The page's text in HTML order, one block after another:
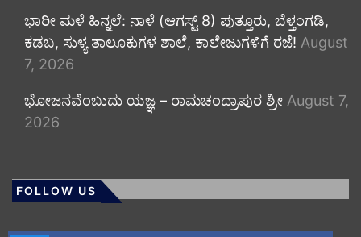
​ಭಾರೀ ಮಳೆ ಹಿನ್ನಲೆ: ನಾಳೆ (ಆಗಸ್ಟ್ 8) ಪುತ್ತೂರು, ಬೆಳ್ತಂಗಡಿ,
ಕಡಬ, ಸುಳ್ಯ ತಾಲೂಕುಗಳ ಶಾಲೆ, ಕಾಲೇಜುಗಳಿಗೆ ರಜೆ! August
7, 2026
ಭೋಜನವೆಂಬುದು ಯಜ್ಞ – ರಾಮಚಂದ್ರಾಪುರ ಶ್ರೀ August 7,
2026
FOLLOW US